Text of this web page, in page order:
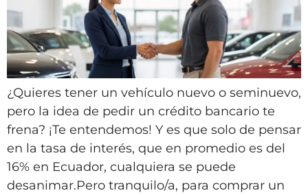
¿Quieres tener un vehículo nuevo o seminuevo,
pero la idea de pedir un crédito bancario te
frena? ¡Te entendemos! Y es que solo de pensar
en la tasa de interés, que en promedio es del
16% en Ecuador, cualquiera se puede
desanimar.Pero tranquilo/a, para comprar un